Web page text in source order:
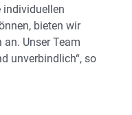
individuellen
bieten wir
Unser Team
unverbindlich“, so